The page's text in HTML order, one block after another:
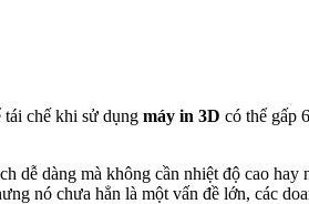
chế khi sử dụng máy in 3D có thể gấp
dễ dàng mà không cần nhiệt độ cao hay
nó chưa hẳn là một vấn đề lớn, các